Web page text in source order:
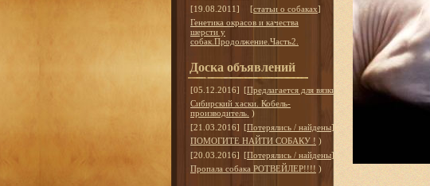
[19.08.2011]
[статьи о собаках]
Генетика окрасов и качества
шерсти у
собак.Продолжение.Часть2.
Доска объявлений
[05.12.2016] [Предлагается для вязки
Сибирский хаски. Кобель-
производитель. )
[21.03.2016] [Потерялись / найдены]
ПОМОГИТЕ НАЙТИ СОБАКУ ! )
[20.03.2016] [Потерялись / найдены]
Пропала собака РОТВЕЙЛЕР!!!! )